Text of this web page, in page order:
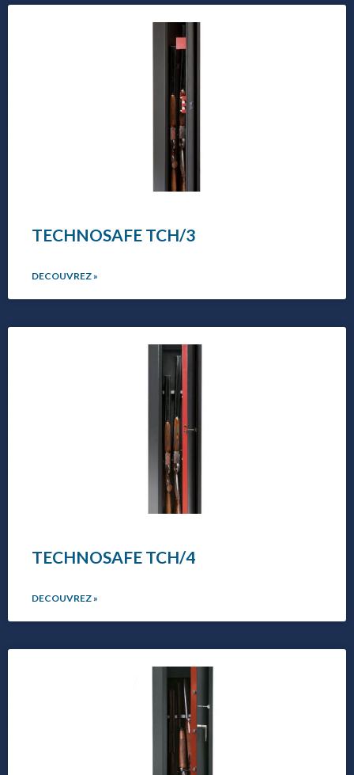
TECHNOSAFE TCH/3
DECOUVREZ »
TECHNOSAFE TCH/4
DECOUVREZ »